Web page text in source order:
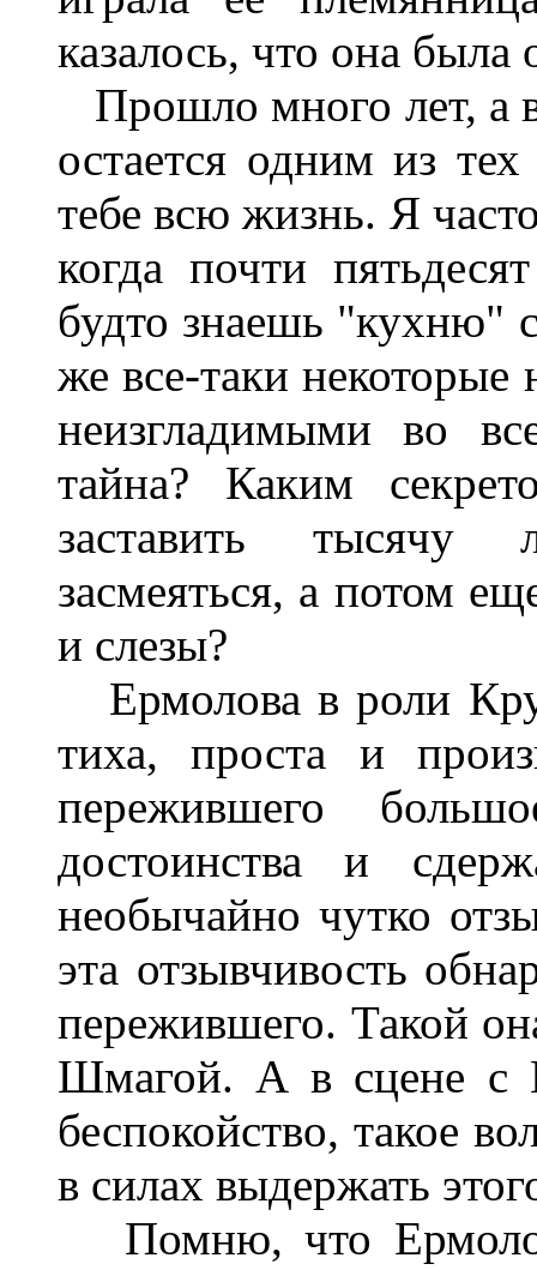
казалось, что она
Прошло много лет, а
остается одним из
тебе всю жизнь. Я
когда почти
будто знаешь "кухню"
же все-таки некоторые
неизгладимыми во
тайна? Каким
заставить тысячу
засмеяться, а потом
и слезы?
Ермолова в роли
тиха, проста и
пережившего
достоинства и
необычайно чутко
эта отзывчивость
пережившего. Такой
Шмагой. А в сцене с
беспокойство, такое
в силах выдержать
Помню, что